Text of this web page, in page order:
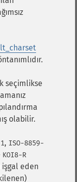
seçimlikse
olabilir.
, ISO-8859-
KOI8-R
işgal eden